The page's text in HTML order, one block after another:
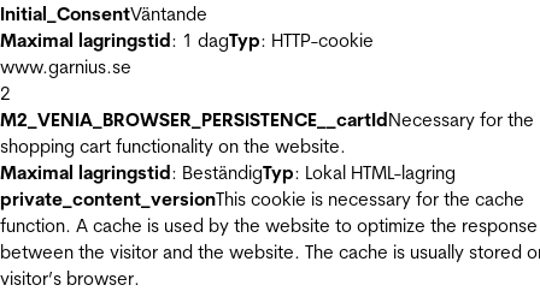
Initial_ConsentVäntande
Maximal lagringstid: 1 dagTyp: HTTP-cookie
www.garnius.se
2
M2_VENIA_BROWSER_PERSISTENCE__cartIdNecessary for the
shopping cart functionality on the website.
Maximal lagringstid: BeständigTyp: Lokal HTML-lagring
private_content_versionThis cookie is necessary for the cache
function. A cache is used by the website to optimize the
between the visitor and the website. The cache is usually stored
visitor’s browser.